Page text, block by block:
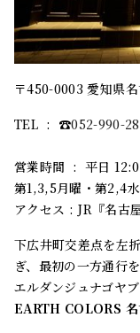
〒450-0003 愛知県
TEL : ☎︎052-990-
営業時間 : 平日
第1,3,5月曜・第2,4
アクセス : JR『名古
下広井町交差点を左
ぎ、最初の一方通行
エルダンジュナゴヤ
EARTH COLORS 名